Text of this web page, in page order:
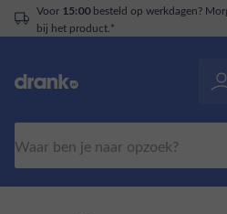
Voor 15:00besteld op werkdagen?
bij het product.*